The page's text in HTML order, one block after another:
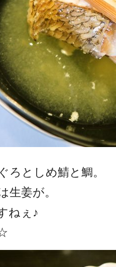
ろとしめ鯖と鯛。
生姜が。
ねぇ♪